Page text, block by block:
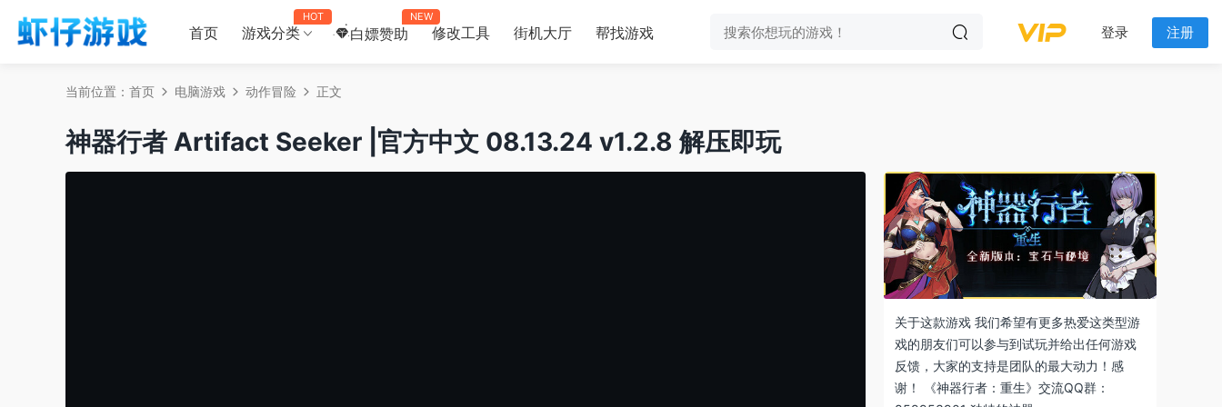
首页 游戏分类
HOT
白嫖赞助
NEW
修改工具 街机大厅 帮找游戏 登录 注册
当前位置： 首页 电脑游戏 动作冒险 正文
神器行者 Artifact Seeker |官方中文 08.13.24 v1.2.8 解压即玩
关于这款游戏 我们希望有更多热爱这类型游
戏的朋友们可以参与到试玩并给出任何游戏
反馈，大家的支持是团队的最大动力！感
谢！ 《神器行者：重生》交流QQ群：